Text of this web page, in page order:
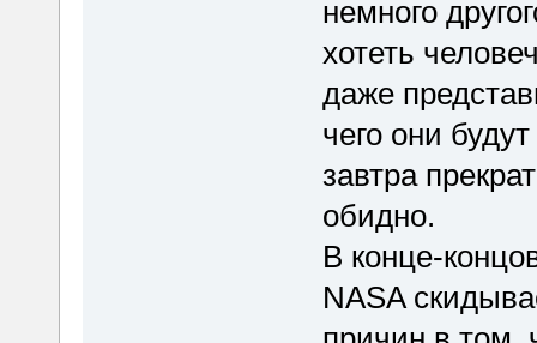
немного
хотеть
даже
чего они
завтра
обидно.
В конце-
NASA